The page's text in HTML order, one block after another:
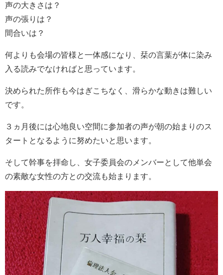
声の大きさは？
声の張りは？
間合いは？
何よりも会場の皆様と一体感になり、栞の言葉が体に染み
入る読みでなければと思っています。
決められた所作も今はぎこちなく、滑らかな動きは難しい
です。
３ヵ月後には心地良い空間に参加者の声が朝の始まりのス
タートとなるように努めたいと思います。
そして幹事を拝命し、女子委員会のメンバーとして他単会
の素敵な女性の方との交流も始まります。